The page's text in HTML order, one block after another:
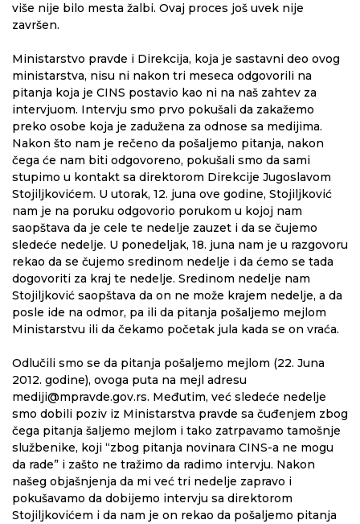
više nije bilo mesta žalbi. Ovaj proces još uvek nije
završen.
Ministarstvo pravde i Direkcija, koja je sastavni deo ovog
ministarstva, nisu ni nakon tri meseca odgovorili na
pitanja koja je CINS postavio kao ni na naš zahtev za
intervjuom. Intervju smo prvo pokušali da zakažemo
preko osobe koja je zadužena za odnose sa medijima.
Nakon što nam je rečeno da pošaljemo pitanja, nakon
čega će nam biti odgovoreno, pokušali smo da sami
stupimo u kontakt sa direktorom Direkcije Jugoslavom
Stojiljkovićem. U utorak, 12. juna ove godine, Stojiljković
nam je na poruku odgovorio porukom u kojoj nam
saopštava da je cele te nedelje zauzet i da se čujemo
sledeće nedelje. U ponedeljak, 18. juna nam je u razgovoru
rekao da se čujemo sredinom nedelje i da ćemo se tada
dogovoriti za kraj te nedelje. Sredinom nedelje nam
Stojiljković saopštava da on ne može krajem nedelje, a da
posle ide na odmor, pa ili da pitanja pošaljemo mejlom
Ministarstvu ili da čekamo početak jula kada se on vraća.
Odlučili smo se da pitanja pošaljemo mejlom (22. Juna
2012. godine), ovoga puta na mejl adresu
mediji@mpravde.gov.rs. Međutim, već sledeće nedelje
smo dobili poziv iz Ministarstva pravde sa čuđenjem zbog
čega pitanja šaljemo mejlom i tako zatrpavamo tamošnje
službenike, koji “zbog pitanja novinara CINS-a ne mogu
da rade” i zašto ne tražimo da radimo intervju. Nakon
našeg objašnjenja da mi već tri nedelje zapravo i
pokušavamo da dobijemo intervju sa direktorom
Stojiljkovićem i da nam je on rekao da pošaljemo pitanja